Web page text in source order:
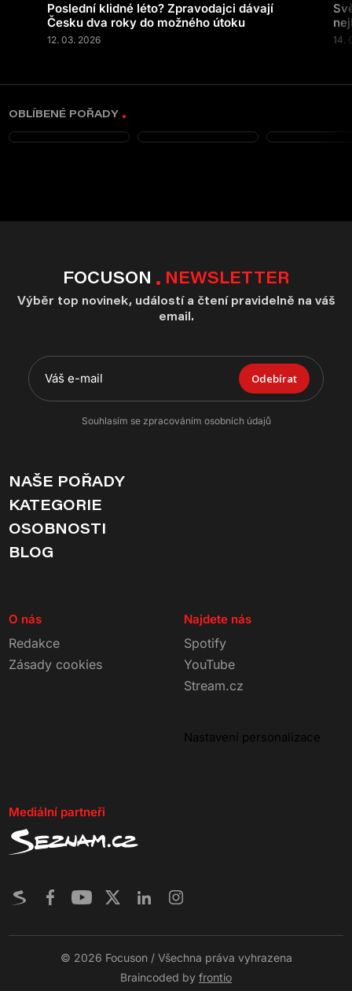
Poslední klidné léto? Zpravodajci dávají
Česku dva roky do možného útoku
12. 03. 2026 14.
OBLÍBENÉ POŘADY
FOCUSON NEWSLETTER
Výběr top novinek, událostí a čtení pravidelně na váš
email.
Odebírat
Souhlasím se zpracováním osobních údajů
NAŠE POŘADY
KATEGORIE
OSOBNOSTI
BLOG
O nás
Redakce
Zásady cookies
Najdete nás
Spotify
YouTube
Stream.cz
Nastavení personalizace
Mediální partneři
© 2026 Focuson / Všechna práva vyhrazena
Braincoded by frontio